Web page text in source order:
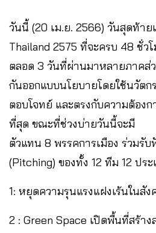
วันนี้ (20 เม.ย. ​2566) วันสุดท้า
Thailand 2575 ที่จะครบ 48 ชั่ว
ตลอด 3 วันที่ผ่านมาหลายภาคส่
กันออกแบบนโยบายโดยใช้นวัตก
ตอบโจทย์ และตรงกับความต้อง
ที่สุด ขณะที่ช่วงบ่ายวันนี้จะมี
ตัวแทน 8 พรรคการเมือง ร่วมรับ
(Pitching) ของทั้ง 12 ทีม 12 ปร
1: หยุดความรุนแรงแฝงเร้นในสัง
2 : Green Space เปิดพื้นที่สร้าง